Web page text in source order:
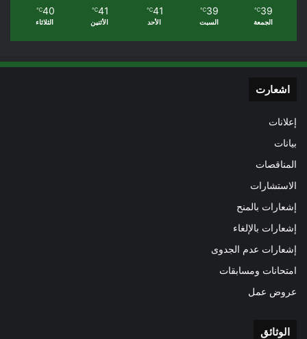
39
℃
الجمعة
39
℃
السبت
41
℃
الأحد
41
℃
الأثنين
40
℃
الثلاثاء
اشعارت
إعلانات
بيانات
المناقصات
الاستشارات
إشعارات بالمنح
إشعارات بالإلغاء
إشعارات عدم الجدوى
امتحانات ومسابقات
عروض عمل
الوثائق